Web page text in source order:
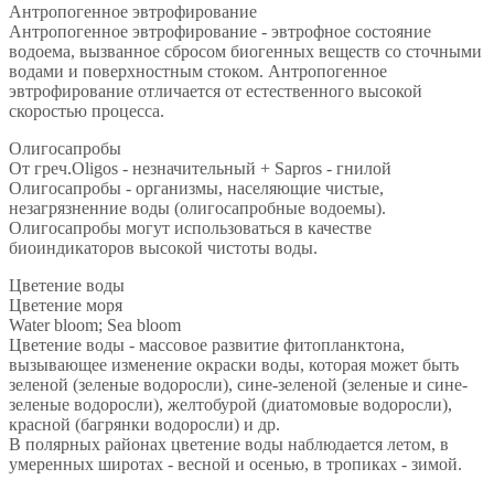
Антропогенное эвтрофирование
Антропогенное эвтрофирование - эвтрофное состояние
водоема, вызванное сбросом биогенных веществ со сточными
водами и поверхностным стоком. Антропогенное
эвтрофирование отличается от естественного высокой
скоростью процесса.
Олигосапробы
От греч.Oligos - незначительный + Sapros - гнилой
Олигосапробы - организмы, населяющие чистые,
незагрязненние воды (олигосапробные водоемы).
Олигосапробы могут использоваться в качестве
биоиндикаторов высокой чистоты воды.
Цветение воды
Цветение моря
Water bloom; Sea bloom
Цветение воды - массовое развитие фитопланктона,
вызывающее изменение окраски воды, которая может быть
зеленой (зеленые водоросли), сине-зеленой (зеленые и сине-
зеленые водоросли), желтобурой (диатомовые водоросли),
красной (багрянки водоросли) и др.
В полярных районах цветение воды наблюдается летом, в
умеренных широтах - весной и осенью, в тропиках - зимой.